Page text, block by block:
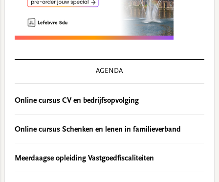
AGENDA
Online cursus CV en bedrijfsopvolging
Online cursus Schenken en lenen in familieverband
Meerdaagse opleiding Vastgoedfiscaliteiten